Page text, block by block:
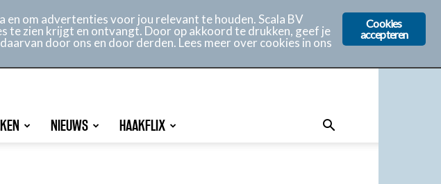
NIEUWS HAAKFLIX
Cookies
accepteren
om advertenties voor jou relevant te houden. Scala BV
zien krijgt en ontvangt. Door op akkoord te drukken, geef je
door ons en door derden. Lees meer over cookies in ons